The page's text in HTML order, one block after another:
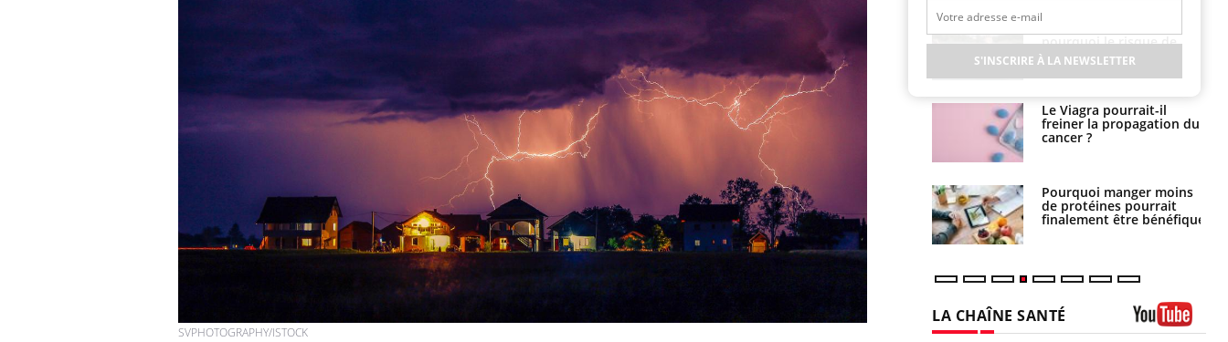
SVPHOTOGRAPHY/ISTOCK
Comment oublier les
Toujours connectés :
sur nos soirées
Cancer colorectal : une
stratégie simple aurait
changé la donne au Pays
basque
Chikungunya, dengue,
Les médicaments GLP-1
protègent-ils aussi les os
?
Cytomégalovirus : ce qui
change dans la prise en
charge des femmes
enceintes
de dormir la nuit ?
VIH : la fin du comprimé
tous les jours se profile-t-
elle enfin ?
Pourquoi votre ventre
gâche-t-il les premiers
jours de vos vacances ?
pourquoi le risque de
noyade grimpe-t-il ?
Le Viagra pourrait-il
freiner la propagation du
cancer ?
Pourquoi manger moins
de protéines pourrait
finalement être bénéfique
LA CHAÎNE SANTÉ
S'INSCRIRE À LA NEWSLETTER